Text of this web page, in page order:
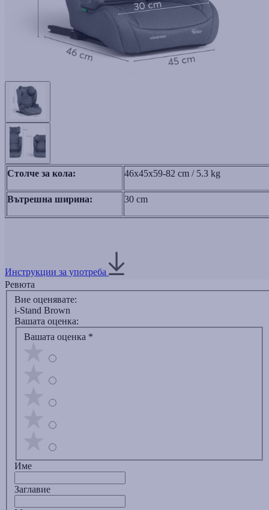
Столче за кола: 46x45x59-82 cm / 5.3 kg
Вътрешна ширина: 30 сm
Инструкции за употреба
Ревюта
Вие оценявате:
i-Stand Brown
Вашата оценка:
Вашата оценка *
Име
Заглавиe